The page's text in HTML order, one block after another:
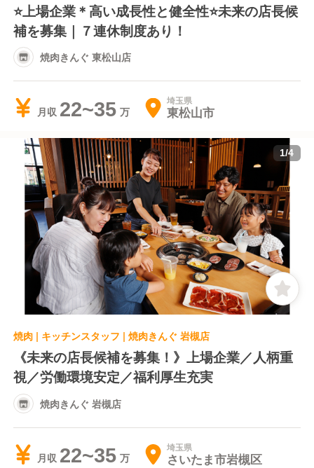
⭐️上場企業＊高い成長性と健全性⭐️未来の店長候
補を募集｜７連休制度あり！
焼肉きんぐ 東松山店
月収 22~35 埼玉県
東松山市
1/4
焼肉 | キッチンスタッフ | 焼肉きんぐ 岩槻店
《未来の店長候補を募集！》上場企業／人柄重
視／労働環境安定／福利厚生充実
焼肉きんぐ 岩槻店
月収 22~35 埼玉県
さいたま市岩槻区